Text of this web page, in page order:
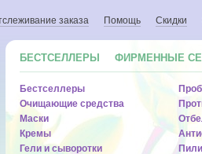
заказа Помощь Скидки
БЕСТСЕЛЛЕРЫ ФИРМЕННЫЕ
Бестселлеры
Очищающие средства
Маски
Кремы
Гели и сыворотки